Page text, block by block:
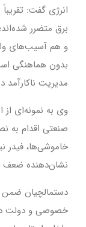
انرژی گفت:
برق متضرر
و هم آسیب‌های
بدون هماهنگی
مدیریت
وی به نمونه‌ای از
صنعتی اقدام به
خاموشی‌ها، فیدر
نشان‌دهنده ضعف
دستمالچیان
خصوصی و دولت